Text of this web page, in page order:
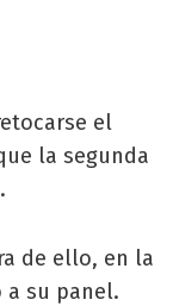
el
la segunda
de ello, en la
a su panel.